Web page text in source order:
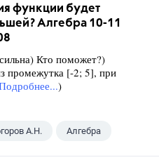
функции будет
Алгебра 10-11
Кто поможет?)
промежутка [-2; 5], при
)
А.Н. Алгебра